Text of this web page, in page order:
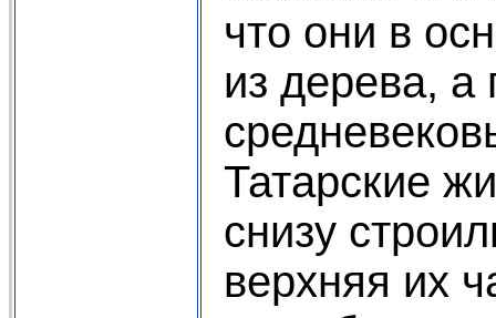
что они в
из дерева,
Татарские
снизу
верхняя их